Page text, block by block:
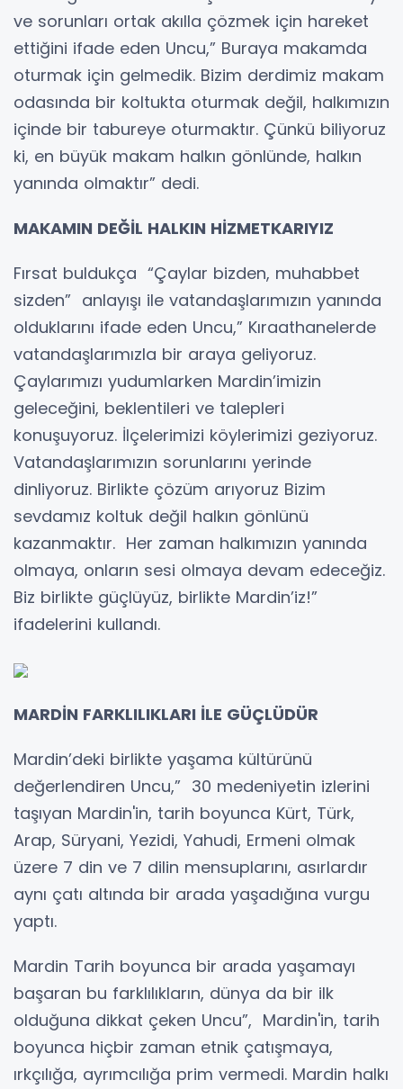
ve sorunları ortak akılla çözmek için hareket
ettiğini ifade eden Uncu,” Buraya makamda
oturmak için gelmedik. Bizim derdimiz makam
odasında bir koltukta oturmak değil, halkımızın
içinde bir tabureye oturmaktır. Çünkü biliyoruz
ki, en büyük makam halkın gönlünde, halkın
yanında olmaktır” dedi.
MAKAMIN DEĞİL HALKIN HİZMETKARIYIZ
Fırsat buldukça “Çaylar bizden, muhabbet
sizden” anlayışı ile vatandaşlarımızın yanında
olduklarını ifade eden Uncu,” Kıraathanelerde
vatandaşlarımızla bir araya geliyoruz.
Çaylarımızı yudumlarken Mardin’imizin
geleceğini, beklentileri ve talepleri
konuşuyoruz. İlçelerimizi köylerimizi geziyoruz.
Vatandaşlarımızın sorunlarını yerinde
dinliyoruz. Birlikte çözüm arıyoruz Bizim
sevdamız koltuk değil halkın gönlünü
kazanmaktır. Her zaman halkımızın yanında
olmaya, onların sesi olmaya devam edeceğiz.
Biz birlikte güçlüyüz, birlikte Mardin’iz!”
ifadelerini kullandı.
MARDİN FARKLILIKLARI İLE GÜÇLÜDÜR
Mardin’deki birlikte yaşama kültürünü
değerlendiren Uncu,” 30 medeniyetin izlerini
taşıyan Mardin'in, tarih boyunca Kürt, Türk,
Arap, Süryani, Yezidi, Yahudi, Ermeni olmak
üzere 7 din ve 7 dilin mensuplarını, asırlardır
aynı çatı altında bir arada yaşadığına vurgu
yaptı.
Mardin Tarih boyunca bir arada yaşamayı
başaran bu farklılıkların, dünya da bir ilk
olduğuna dikkat çeken Uncu”, Mardin'in, tarih
boyunca hiçbir zaman etnik çatışmaya,
ırkçılığa, ayrımcılığa prim vermedi. Mardin halkı